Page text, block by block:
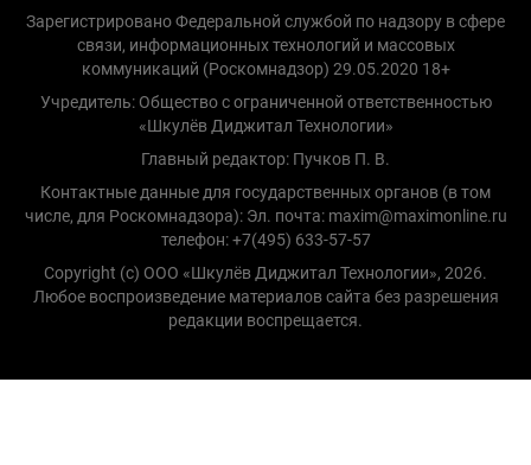
Зарегистрировано Федеральной службой по надзору в сфере
связи, информационных технологий и массовых
коммуникаций (Роскомнадзор) 29.05.2020 18+
Учредитель: Общество с ограниченной ответственностью
«Шкулёв Диджитал Технологии»
Главный редактор: Пучков П. В.
Контактные данные для государственных органов (в том
числе, для Роскомнадзора): Эл. почта: maxim@maximonline.ru
телефон: +7(495) 633-57-57
Copyright (с) ООО «Шкулёв Диджитал Технологии», 2026.
Любое воспроизведение материалов сайта без разрешения
редакции воспрещается.